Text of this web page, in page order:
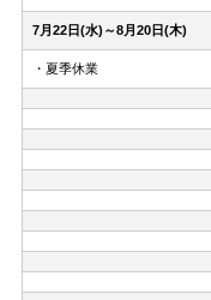
7月22日(水)～8月20日(木)
・夏季休業